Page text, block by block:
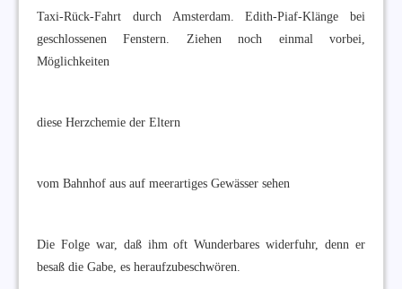
Taxi-Rück-Fahrt durch Amsterdam. Edith-Piaf-Klänge bei
geschlossenen Fenstern. Ziehen noch einmal vorbei,
Möglichkeiten
diese Herzchemie der Eltern
vom Bahnhof aus auf meerartiges Gewässer sehen
Die Folge war, daß ihm oft Wunderbares widerfuhr, denn er
besaß die Gabe, es heraufzubeschwören.